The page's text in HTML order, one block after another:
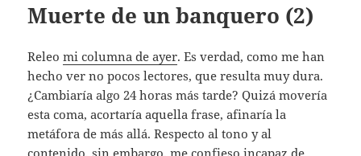
Muerte de un banquero (2)
Releomi columna de ayer. Es verdad, como me han
hecho ver no pocos lectores, que resulta muy dura.
¿Cambiaría algo 24 horas más tarde? Quizá movería
esta coma, acortaría aquella frase, afinaría la
metáfora de más allá. Respecto al tono y al